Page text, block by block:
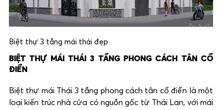
Biệt thự 3 tầng mái thái đẹp
BIỆT THỰ MÁI THÁI 3 TẦNG PHONG CÁCH TÂN CỔ
ĐIỂN
Biệt thự mái Thái 3 tầng phong cách tân cổ điển là một
loại kiến trúc nhà cửa có nguồn gốc từ Thái Lan, với mái